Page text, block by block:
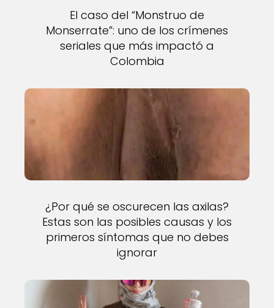
El caso del “Monstruo de
Monserrate”: uno de los crímenes
seriales que más impactó a
Colombia
¿Por qué se oscurecen las axilas?
Estas son las posibles causas y los
primeros síntomas que no debes
ignorar